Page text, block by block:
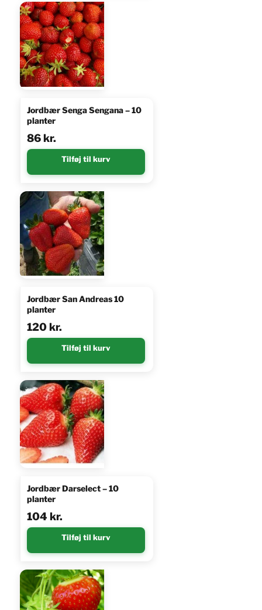
Jordbær Senga Sengana – 10
planter
86kr.
Tilføj til kurv
Jordbær San Andreas 10
planter
120kr.
Tilføj til kurv
Jordbær Darselect – 10
planter
104kr.
Tilføj til kurv